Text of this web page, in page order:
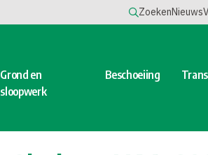
ZoekenNieuws
Grond en
sloopwerk
Beschoeiing